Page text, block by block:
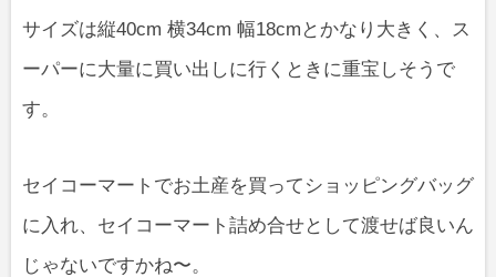
サイズは縦40cm 横34cm 幅18cmとかなり大きく、ス
ーパーに大量に買い出しに行くときに重宝しそうで
す。
セイコーマートでお土産を買ってショッピングバッグ
に入れ、セイコーマート詰め合せとして渡せば良いん
じゃないですかね〜。